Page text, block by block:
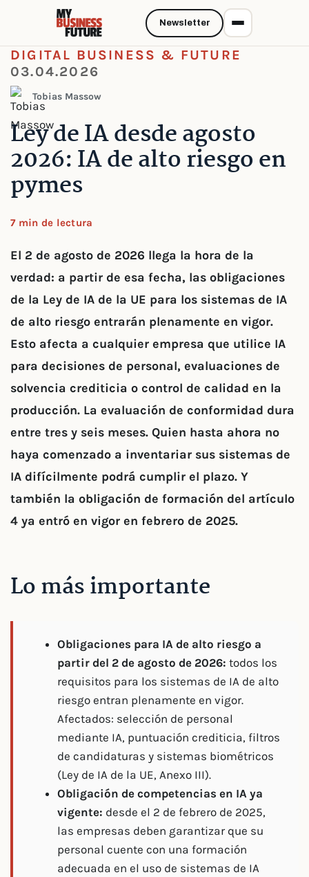
DIGITAL BUSINESS & FUTURE
03.04.2026
Tobias Massow
Ley de IA desde agosto
2026: IA de alto riesgo en
pymes
7 min de lectura
El 2 de agosto de 2026 llega la hora de la
verdad: a partir de esa fecha, las obligaciones
de la Ley de IA de la UE para los sistemas de IA
de alto riesgo entrarán plenamente en vigor.
Esto afecta a cualquier empresa que utilice IA
para decisiones de personal, evaluaciones de
solvencia crediticia o control de calidad en la
producción. La evaluación de conformidad dura
entre tres y seis meses. Quien hasta ahora no
haya comenzado a inventariar sus sistemas de
IA difícilmente podrá cumplir el plazo. Y
también la obligación de formación del artículo
4 ya entró en vigor en febrero de 2025.
Lo más importante
Obligaciones para IA de alto riesgo a
partir del 2 de agosto de 2026: todos los
requisitos para los sistemas de IA de alto
riesgo entran plenamente en vigor.
Afectados: selección de personal
mediante IA, puntuación crediticia, filtros
de candidaturas y sistemas biométricos
(Ley de IA de la UE, Anexo III).
Obligación de competencias en IA ya
vigente: desde el 2 de febrero de 2025,
las empresas deben garantizar que su
personal cuente con una formación
adecuada en el uso de sistemas de IA
Newsletter